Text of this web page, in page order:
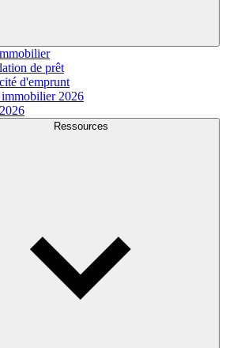
de prêt
d'emprunt
2026
Ressources